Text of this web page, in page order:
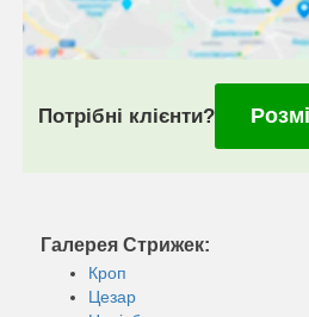
Потрібні клієнти?
Галерея Стрижек:
Кроп
Цезар